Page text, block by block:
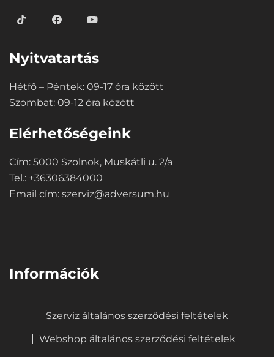
Nyitvatartás
Hétfő – Péntek: 09-17 óra között
Szombat: 09-12 óra között
Elérhetőségeink
Cím: 5000 Szolnok, Muskátli u. 2/a
Tel.: +36306384000
Email cím: szerviz@adversum.hu
Információk
Szerviz általános szerződési feltételek
Webshop általános szerződési feltételek